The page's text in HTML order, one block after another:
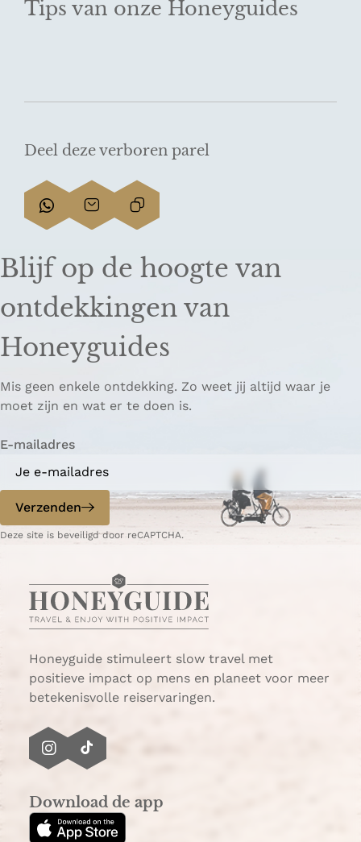
Tips van onze Honeyguides
Deel deze verboren parel
D
e
l
e
e
a
g
n
p
W
h
t
s
A
p
D
e
l
e
e
p
a
g
p
e
-
a
l
L
i
k
o
i
r
e
Blijf op de hoogte van
ontdekkingen van
Honeyguides
Mis geen enkele ontdekking. Zo weet jij altijd waar je
moet zijn en wat er te doen is.
E-mailadres
Verzenden
Deze site is beveiligd door reCAPTCHA.
Honeyguide stimuleert slow travel met
positieve impact op mens en planeet voor meer
betekenisvolle reiservaringen.
I
t
a
T
T
o
Download de app